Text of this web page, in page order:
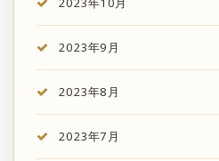
2023年9月
2023年8月
2023年7月